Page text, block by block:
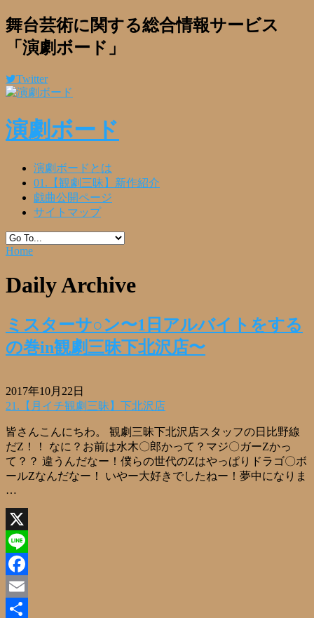
舞台芸術に関する総合情報サービス
「演劇ボード」
Twitter
演劇ボード
演劇ボードとは
01.【観劇三昧】新作紹介
戯曲公開ページ
サイトマップ
Home
Daily Archive
ミスターサ○ン〜1日アルバイトをする
の巻in観劇三昧下北沢店〜
2017年10月22日
21.【月イチ観劇三昧】下北沢店
皆さんこんにちわ。 観劇三昧下北沢店スタッフの日比野線
だZ！！ なに？お前は水木〇郎かって？マジ〇ガーZかっ
て？？ 違うんだなー！僕らの世代のZはやっぱりドラゴ〇ボ
ールZなんだなー！ いやー大好きでしたねー！夢中になりま
…
X
Line
Facebook
Email